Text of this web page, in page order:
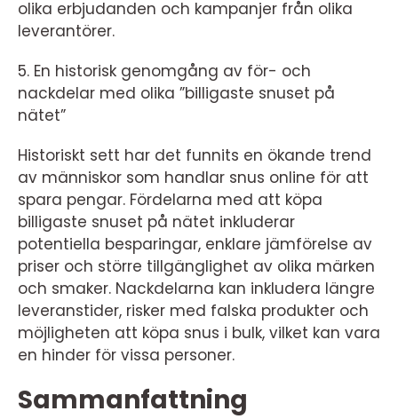
olika erbjudanden och kampanjer från olika
leverantörer.
5. En historisk genomgång av för- och
nackdelar med olika ”billigaste snuset på
nätet”
Historiskt sett har det funnits en ökande trend
av människor som handlar snus online för att
spara pengar. Fördelarna med att köpa
billigaste snuset på nätet inkluderar
potentiella besparingar, enklare jämförelse av
priser och större tillgänglighet av olika märken
och smaker. Nackdelarna kan inkludera längre
leveranstider, risker med falska produkter och
möjligheten att köpa snus i bulk, vilket kan vara
en hinder för vissa personer.
Sammanfattning